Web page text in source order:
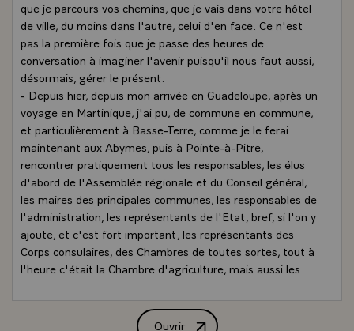
que je parcours vos chemins, que je vais dans votre hôtel
de ville, du moins dans l'autre, celui d'en face. Ce n'est
pas la première fois que je passe des heures de
conversation à imaginer l'avenir puisqu'il nous faut aussi,
désormais, gérer le présent.
- Depuis hier, depuis mon arrivée en Guadeloupe, après un
voyage en Martinique, j'ai pu, de commune en commune,
et particulièrement à Basse-Terre, comme je le ferai
maintenant aux Abymes, puis à Pointe-à-Pitre,
rencontrer pratiquement tous les responsables, les élus
d'abord de l'Assemblée régionale et du Conseil général,
les maires des principales communes, les responsables de
l'administration, les représentants de l'Etat, bref, si l'on y
ajoute, et c'est fort important, les représentants des
Corps consulaires, des Chambres de toutes sortes, tout à
l'heure c'était la Chambre d'agriculture, mais aussi les
responsabilité de représentation et de travail pour la
Ouvrir